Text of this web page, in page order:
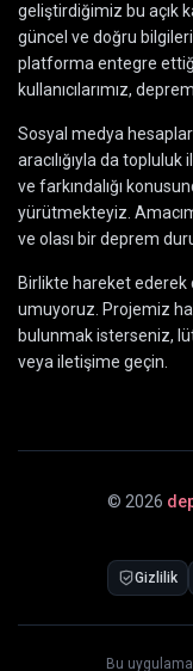
geliştirdiğimiz bu açık
güncel ve doğru
platforma entegre
kullanıcılarımız,
Sosyal medya
aracılığıyla da
ve farkındalığı
yürütmekteyiz.
ve olası bir deprem
Birlikte hareket ederek
umuyoruz. Projemiz
bulunmak isterseniz,
veya iletişime geçin.
© 2026
Gizlilik
Bu uygulama